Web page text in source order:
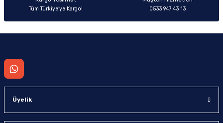
Tüm Türkiye’ye Kargo! 0533 947 43 13
Üyelik